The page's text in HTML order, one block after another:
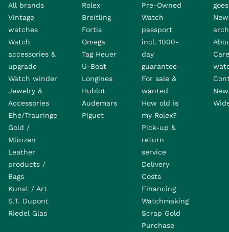
All brands
Vintage
watches
Watch
accessories &
upgrade
Watch winder
Jewelry &
Accessories
Ehe/Trauringe
Gold /
Münzen
Leather
products /
Bags
Kunst / Art
S.T. Dupont
Riedel Glas
Rolex
Breitling
Fortis
Omega
Tag Heuer
U-Boat
Longines
Hublot
Audemars
Piguet
Pre-Owned
Watch
passport
incl. 1000-
day
guarantee
For sale &
wanted
How old is
my Rolex?
Pick-up &
return
service
Delivery
Costs
Financing
Watchmaking
Scrap Gold
Purchase